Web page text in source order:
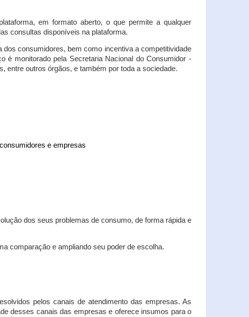
em formato aberto, o que permite a qualquer
consultas disponíveis na plataforma.
consumidores, bem como incentiva a competitividade
é monitorado pela Secretaria Nacional do Consumidor -
entre outros órgãos, e também por toda a sociedade.
e empresas
dos seus problemas de consumo, de forma rápida e
comparação e ampliando seu poder de escolha.
pelos canais de atendimento das empresas. As
desses canais das empresas e oferece insumos para o